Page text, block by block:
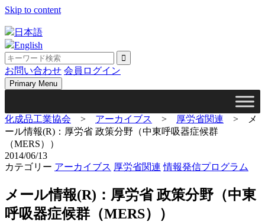
Skip to content
日本語
English
お問い合わせ 会員ログイン
Primary Menu
化成品工業協会 > アーカイブス > 厚労省関連 >
メ
ール情報(R)：厚労省 政策分野（中東呼吸器症候群
（MERS））
2014/06/13
カテゴリー アーカイブス 厚労省関連 情報発信プログラム
メール情報(R)：厚労省 政策分野（中東
呼吸器症候群（MERS））